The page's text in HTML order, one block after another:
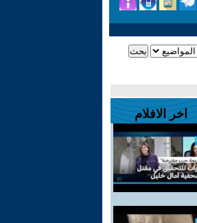
اخر الافلام